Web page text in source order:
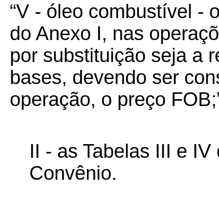
“V - óleo combustível -
do Anexo I, nas
por substituição seja a
bases, devendo ser
operação, o preço
II - as Tabelas III e
Convênio.